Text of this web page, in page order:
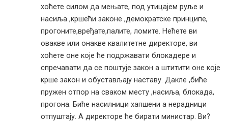
хоћете силом да мењате, под утицајем руље и
насиља ,кршећи законе ,демократске принципе,
прогоните,вређате,палите, ломите. Нећете ви
овакве или онакве квалитетне директоре, ви
хоћете оне које ће подржавати блокадере и
спречавати да се поштује закон а штитити оне које
крше закон и обустављају наставу. Дакле ,биће
пружен отпор на сваком месту ,насиља, блокада,
прогона. Биће насилници хапшени а нерадници
отпуштају. А директоре ће бирати министар. Ви?